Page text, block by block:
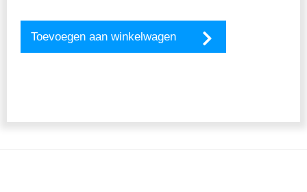
Toevoegen aan winkelwagen